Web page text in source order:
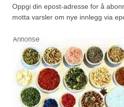
Piment d’Espelette
Quatre épices
Rosépepper
Salvie
Oppgi din epost-adresse for å
motta varsler om nye innlegg via